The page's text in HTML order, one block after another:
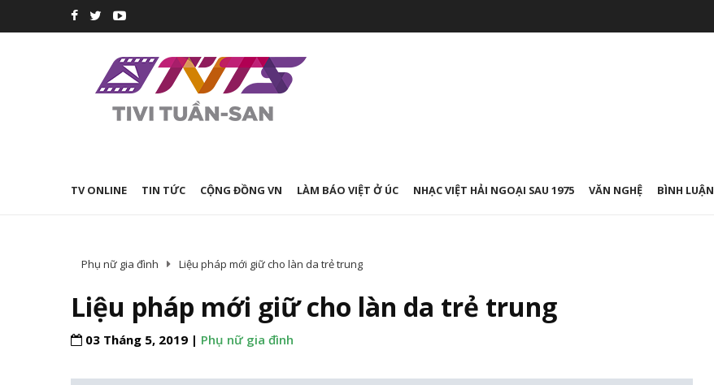
TV ONLINE TIN TỨC CỘNG ĐỒNG VN LÀM BÁO VIỆT Ở ÚC NHẠC VIỆT HẢI NGOẠI SAU 1975 VĂN NGHỆ BÌNH LUẬN
Phụ nữ gia đình Liệu pháp mới giữ cho làn da trẻ trung
Liệu pháp mới giữ cho làn da trẻ trung
03 Tháng 5, 2019 | Phụ nữ gia đình